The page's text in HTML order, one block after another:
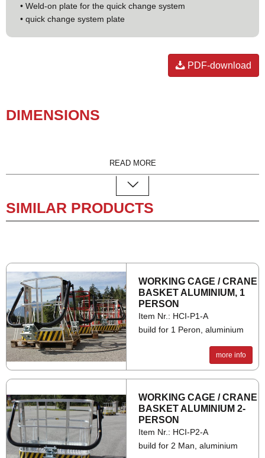
• Weld-on plate for the quick change system
• quick change system plate
PDF-download
DI­MEN­SIONS
A
B
D 1.759 mm
E 270°
F
READ MORE
SIMILAR PRODUCTS
WORK­ING CAGE / CRANE
BAS­KET ALU­MINIUM, 1
PER­SON
Item Nr.: HCI-P1-A
build for 1 Peron, aluminium
more info
WORK­ING CAGE / CRANE
BAS­KET ALU­MINIUM 2-
PER­SON
Item Nr.: HCI-P2-A
build for 2 Man, aluminium